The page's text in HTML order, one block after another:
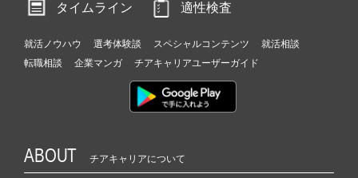
タイムライン
適性検査
就活ノウハウ 選考体験談 スペシャルコンテンツ
就活相談
転職相談
企業マンガ チアキャリアユーザーガイド
ABOUT チアキャリアについて